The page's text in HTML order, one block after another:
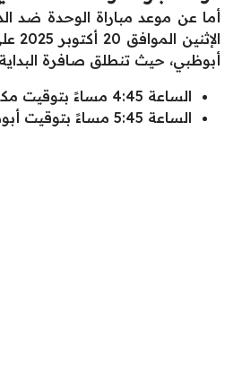
أما عن موعد مباراة الوحدة ضد
أبوظبي، حيث تنطلق صافرة
الساعة 4:45 مساءً بتوقيت مكة المكرمة والقاهرة
الساعة 5:45 مساءً بتوقيت أبوظبي